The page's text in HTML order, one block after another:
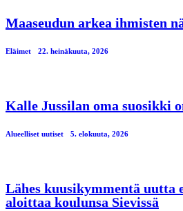
Maaseudun arkea ihmisten
Eläimet 22. heinäkuuta, 2026
Kalle Jussilan oma suosikki
Alueelliset uutiset 5. elokuuta, 2026
Lähes kuusikymmentä uutta
aloittaa koulunsa Sievissä